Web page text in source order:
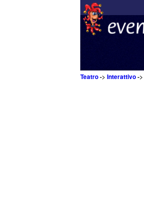
Teatro-> Interattivo->